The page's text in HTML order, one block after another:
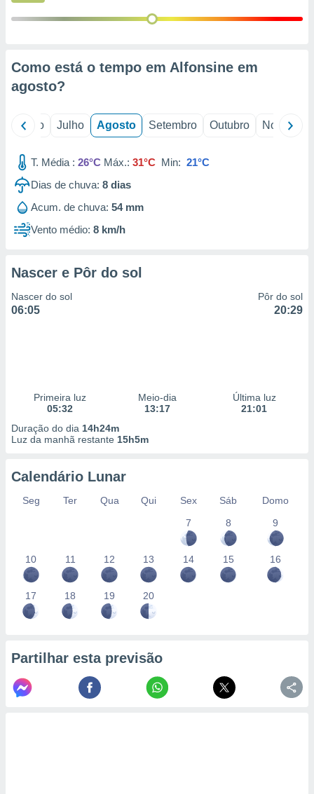
através
estudos
de
Como está o tempo em Alfonsine em
agosto?
Junho Julho Agosto Setembro Outubro Novembro
T. Média : 26°C Máx.: 31°C Min: 21°C
Dias de chuva: 8 dias
Acum. de chuva: 54 mm
Vento médio: 8 km/h
Nascer e Pôr do sol
Nascer do sol
06:05
Pôr do sol
20:29
Primeira luz
05:32
Meio-dia
13:17
Última luz
21:01
Duração do dia 14h24m
Luz da manhã restante 15h5m
Calendário Lunar
Seg Ter Qua Qui Sex Sáb
Domo
7
8 9
10 11 12 13 14 15 16
17 18 19 20
Partilhar esta previsão